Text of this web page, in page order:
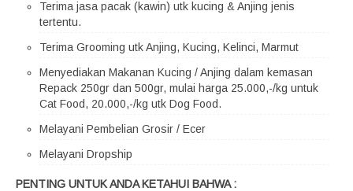
Terima jasa pacak (kawin) utk kucing & Anjing jenis
tertentu.
Terima Grooming utk Anjing, Kucing, Kelinci, Marmut
Menyediakan Makanan Kucing / Anjing dalam kemasan
Repack 250gr dan 500gr, mulai harga 25.000,-/kg untuk
Cat Food, 20.000,-/kg utk Dog Food.
Melayani Pembelian Grosir / Ecer
Melayani Dropship
PENTING UNTUK ANDA KETAHUI BAHWA :